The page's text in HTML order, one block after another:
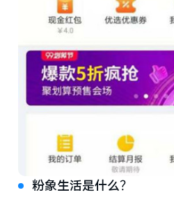
粉象生活是什么？